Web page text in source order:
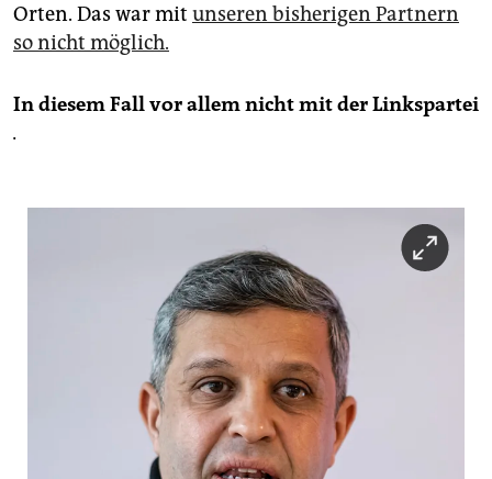
Orten. Das war mit unseren bisherigen Partnern
so nicht möglich.
In diesem Fall vor allem nicht mit der Linkspartei
.